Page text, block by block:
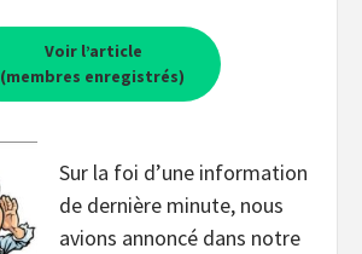
Voir l’article
(membres enregistrés)
Sur la foi d’une information
de dernière minute, nous
avions annoncé dans notre